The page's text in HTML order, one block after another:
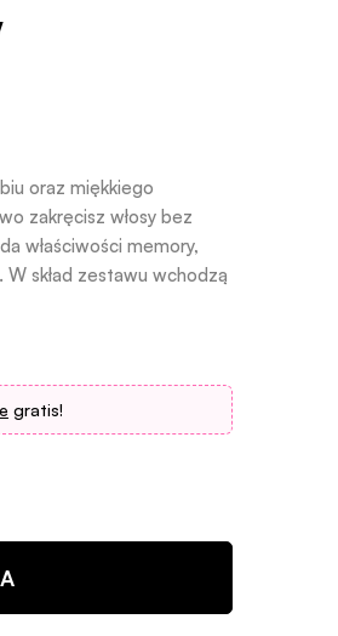
oraz miękkiego
zakręcisz włosy bez
właściwości memory,
W skład zestawu wchodzą
gratis!